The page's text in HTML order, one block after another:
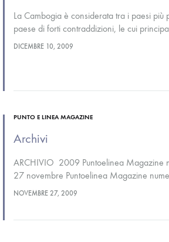
La Cambogia è considerata tra i paesi più
paese di forti contraddizioni, le cui
profondamente legate alla storia del suo
DICEMBRE 10, 2009
PUNTO E LINEA MAGAZINE
Archivi
ARCHIVIO 2009 Puntoelinea
27 novembre Puntoelinea Magazine
novembre Puntoelinea Magazine
NOVEMBRE 27, 2009